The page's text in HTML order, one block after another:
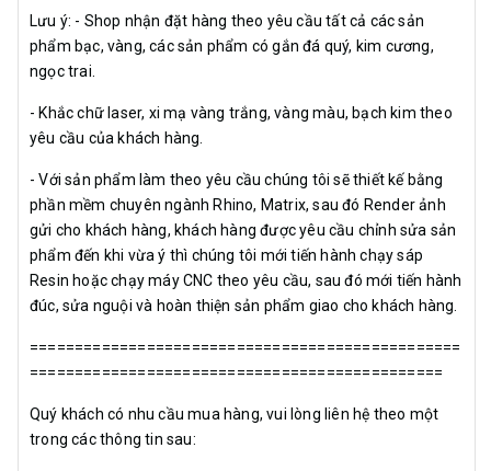
Lưu ý: - Shop nhận đặt hàng theo yêu cầu tất cả các sản
phẩm bạc, vàng, các sản phẩm có gắn đá quý, kim cương,
ngọc trai.
- Khắc chữ laser, xi mạ vàng trắng, vàng màu, bạch kim theo
yêu cầu của khách hàng.
- Với sản phẩm làm theo yêu cầu chúng tôi sẽ thiết kế bằng
phần mềm chuyên ngành Rhino, Matrix, sau đó Render ảnh
gửi cho khách hàng, khách hàng được yêu cầu chỉnh sửa sản
phẩm đến khi vừa ý thì chúng tôi mới tiến hành chạy sáp
Resin hoặc chạy máy CNC theo yêu cầu, sau đó mới tiến hành
đúc, sửa nguội và hoàn thiện sản phẩm giao cho khách hàng.
================================================
==============================================
Quý khách có nhu cầu mua hàng, vui lòng liên hệ theo một
trong các thông tin sau: